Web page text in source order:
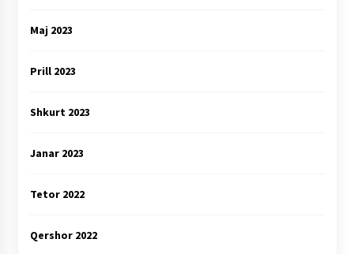
Maj 2023
Prill 2023
Shkurt 2023
Janar 2023
Tetor 2022
Qershor 2022